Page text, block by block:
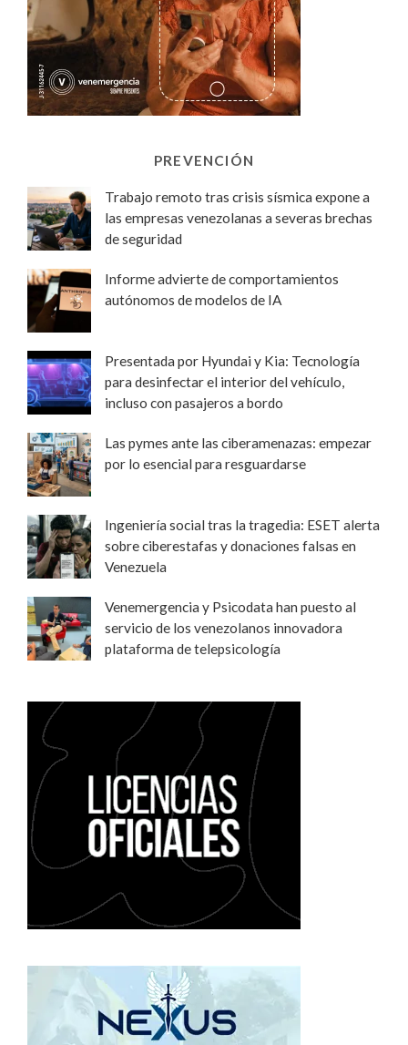
PREVENCIÓN
Trabajo remoto tras crisis sísmica expone a
las empresas venezolanas a severas brechas
de seguridad
Informe advierte de comportamientos
autónomos de modelos de IA
Presentada por Hyundai y Kia: Tecnología
para desinfectar el interior del vehículo,
incluso con pasajeros a bordo
Las pymes ante las ciberamenazas: empezar
por lo esencial para resguardarse
Ingeniería social tras la tragedia: ESET alerta
sobre ciberestafas y donaciones falsas en
Venezuela
Venemergencia y Psicodata han puesto al
servicio de los venezolanos innovadora
plataforma de telepsicología